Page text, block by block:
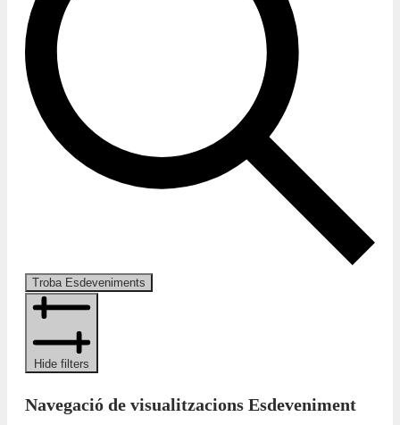
Troba Esdeveniments
Hide filters
Navegació de visualitzacions Esdeveniment